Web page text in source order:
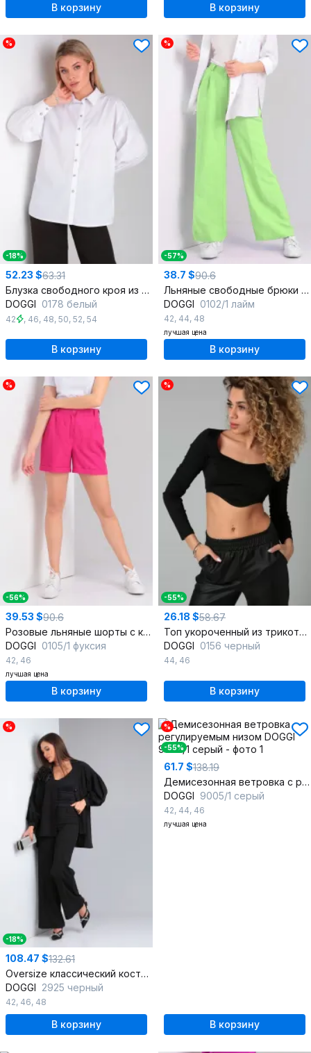
В корзину В корзину
%
-18%
52.23 $63.31
Блузка свободного кроя из хлопка с воротником стойкой
DOGGI 0178 белый
42 , 46, 48, 50, 52, 54
В корзину
%
-57%
38.7 $90.6
Льняные свободные брюки «Палаццо» с карманами
DOGGI 0102/1 лайм
42, 44, 48
лучшая цена
В корзину
%
-56%
39.53 $90.6
Розовые льняные шорты с карманами на каждый день
DOGGI 0105/1 фуксия
42, 46
лучшая цена
В корзину
%
-55%
26.18 $58.67
Топ укороченный из трикотажа на каждый день
DOGGI 0156 черный
44, 46
В корзину
%
-18%
108.47 $132.61
Oversize классический костюм блуза с объемными рукавами
DOGGI 2925 черный
42, 46, 48
В корзину
%
-55%
61.7 $138.19
Демисезонная ветровка с регулируемым низом
DOGGI 9005/1 серый
42, 44, 46
лучшая цена
В корзину